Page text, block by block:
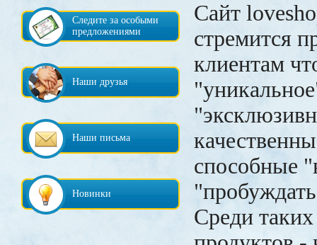
Следите за особыми
предложениями
Наши друзья
Наши письма
Новинки
Сайт
стремится
клиентам
способные
Среди